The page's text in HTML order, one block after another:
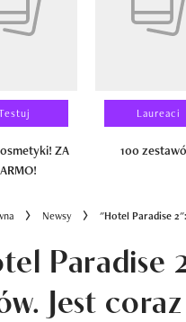
element
ZA
Laureaci
100
Newsy "Hotel Paradise
Paradise
Jest